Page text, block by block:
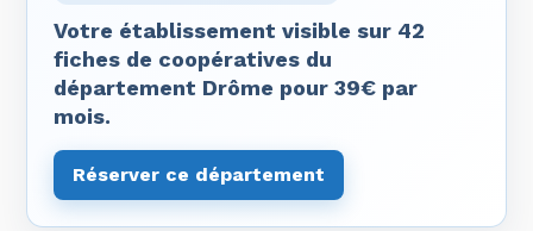
Votre établissement visible sur 42
fiches de coopératives du
département Drôme pour 39€ par
mois.
Réserver ce département